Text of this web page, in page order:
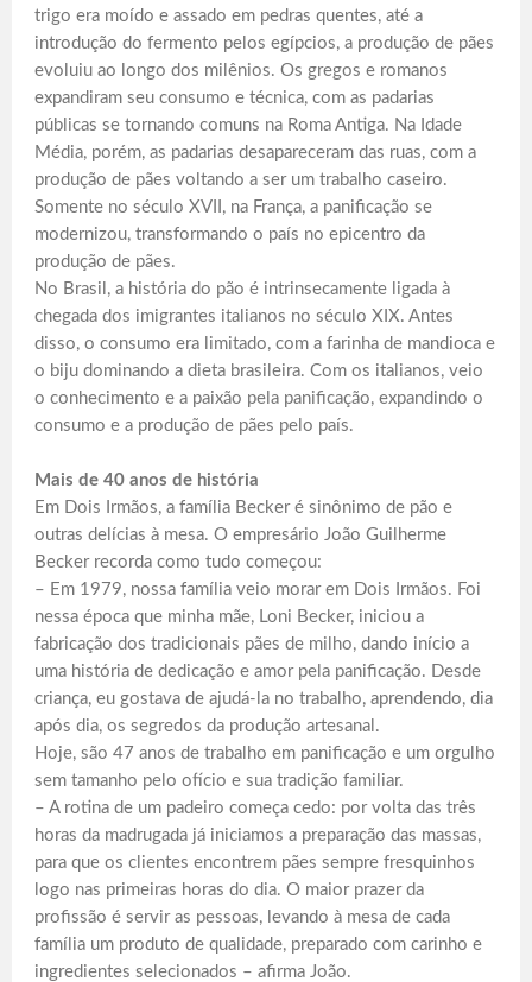
trigo era moído e assado em pedras quentes, até a
introdução do fermento pelos egípcios, a produção de pães
evoluiu ao longo dos milênios. Os gregos e romanos
expandiram seu consumo e técnica, com as padarias
públicas se tornando comuns na Roma Antiga. Na Idade
Média, porém, as padarias desapareceram das ruas, com a
produção de pães voltando a ser um trabalho caseiro.
Somente no século XVII, na França, a panificação se
modernizou, transformando o país no epicentro da
produção de pães.
No Brasil, a história do pão é intrinsecamente ligada à
chegada dos imigrantes italianos no século XIX. Antes
disso, o consumo era limitado, com a farinha de mandioca e
o biju dominando a dieta brasileira. Com os italianos, veio
o conhecimento e a paixão pela panificação, expandindo o
consumo e a produção de pães pelo país.
Mais de 40 anos de história
Em Dois Irmãos, a família Becker é sinônimo de pão e
outras delícias à mesa. O empresário João Guilherme
Becker recorda como tudo começou:
– Em 1979, nossa família veio morar em Dois Irmãos. Foi
nessa época que minha mãe, Loni Becker, iniciou a
fabricação dos tradicionais pães de milho, dando início a
uma história de dedicação e amor pela panificação. Desde
criança, eu gostava de ajudá-la no trabalho, aprendendo, dia
após dia, os segredos da produção artesanal.
Hoje, são 47 anos de trabalho em panificação e um orgulho
sem tamanho pelo ofício e sua tradição familiar.
– A rotina de um padeiro começa cedo: por volta das três
horas da madrugada já iniciamos a preparação das massas,
para que os clientes encontrem pães sempre fresquinhos
logo nas primeiras horas do dia. O maior prazer da
profissão é servir as pessoas, levando à mesa de cada
família um produto de qualidade, preparado com carinho e
ingredientes selecionados – afirma João.